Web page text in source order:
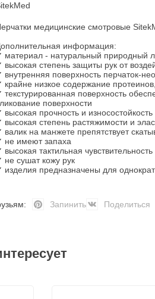
медицинские смотровые
информация:
материал - натуральный природный
высокая степень защиты рук от
внутренняя поверхность перчаток-
крайне низкое содержание
текстурированная поверхность
поверхности
высокая прочность и износостойкость
высокая степень растяжимости и
валик на манжете препятствует
не имеют запаха
высокая тактильная чувствительность
не сушат кожу рук
изделия предназначены для
Запинить Поделиться